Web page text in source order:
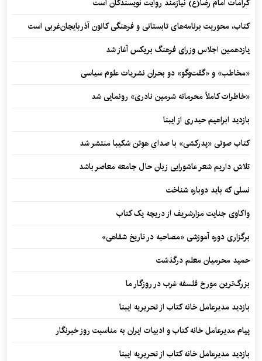
کرامات امام رضا(ع) نیازمند روایت نویسندگان است
کتاب، محوریت برنامه‌های تابستانی و فرهنگی کانون آذربایجان‌غربی است
یازدهمین اجلاس وزرای فرهنگ بریکس آغاز شد
«مخاطب» و «گفت‌وگو» دو بحران نشریات علوم سیاسی
«خاطرات کاملاً محرمانه شرمین نادری» رونمایی شد
بازدید ابراهیم حیدری از ایبنا
کتاب صوتی «پدرکشی» با صدای هوتن شکیبا منتشر شد
تلاش داریم شعر عاشورایی زبان حال جامعه معاصر باشد
نسلی که باید دوباره شناخت
واکاوی جنایت مزارشریف از دریچه یک کتاب
برگزاری دوره آموزشی «مصاحبه در تاریخ شفاهی»
حمید محرمیان معلم درگذشت
بزرگ‌ترین مورخ فلسفه غرب در روزگار ما
بازدید مدیرعامل خانه کتاب از تحریریه ایبنا
پیام مدیرعامل خانه کتاب و ادبیات ایران به مناسبت روز خبرنگار
بازدید مدیرعامل خانه کتاب از تحریریه ایبنا